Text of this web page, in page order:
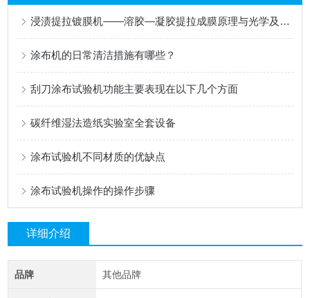
浸渍提拉镀膜机——溶胶—凝胶提拉成膜原理与光学及功能涂层应用
涂布机的日常清洁措施有哪些？
刮刀涂布试验机功能主要表现在以下几个方面
碳纤维湿法造纸实验室全套设备
涂布试验机不同材质的优缺点
涂布试验机操作的操作步骤
详细介绍
品牌 其他品牌